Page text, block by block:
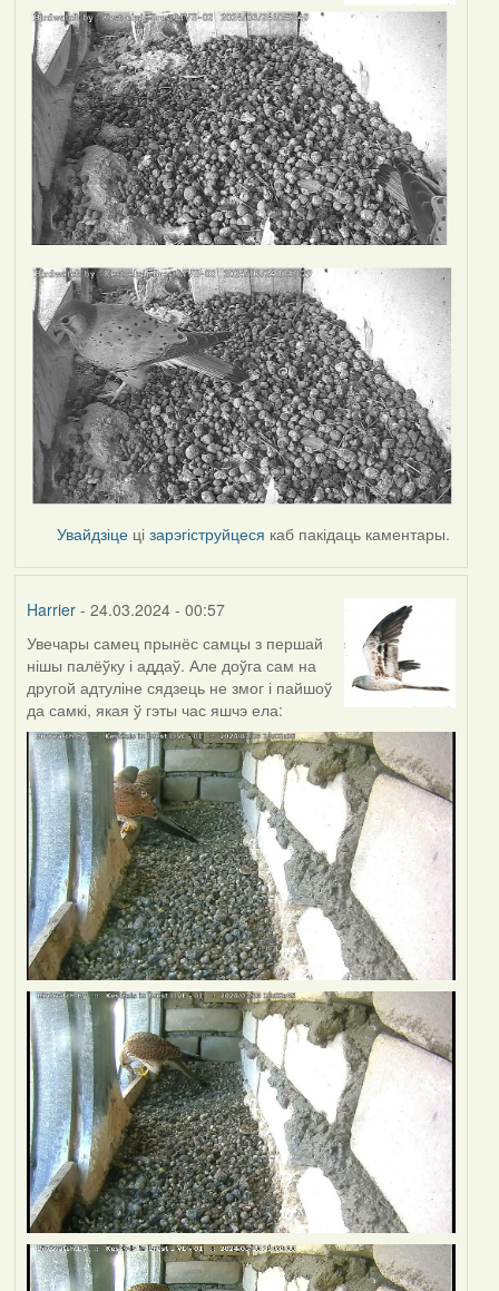
Увайдзіце цізарэгіструйцеся каб пакідаць каментары.
Harrier- 24.03.2024 - 00:57
Увечары самец прынёс самцы з першай
нішы палёўку і аддаў. Але доўга сам на
другой адтуліне сядзець не змог і пайшоў
да самкі, якая ў гэты час яшчэ ела: